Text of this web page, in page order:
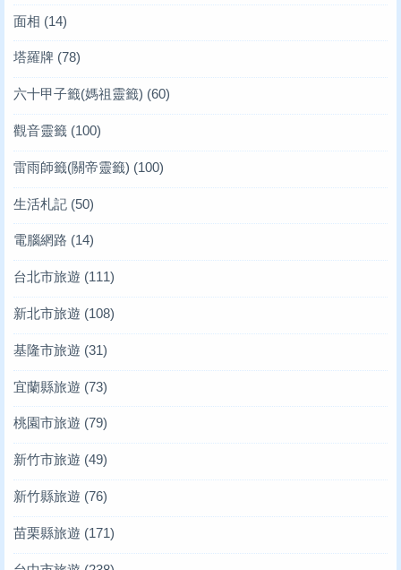
面相 (14)
塔羅牌 (78)
六十甲子籤(媽祖靈籤) (60)
觀音靈籤 (100)
雷雨師籤(關帝靈籤) (100)
生活札記 (50)
電腦網路 (14)
台北市旅遊 (111)
新北市旅遊 (108)
基隆市旅遊 (31)
宜蘭縣旅遊 (73)
桃園市旅遊 (79)
新竹市旅遊 (49)
新竹縣旅遊 (76)
苗栗縣旅遊 (171)